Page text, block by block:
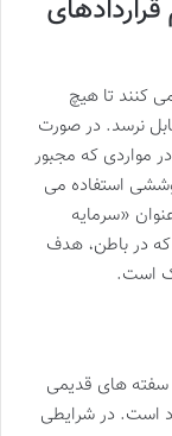
کنند تا هیچ
نرسد. در صورت
مواردی که مجبور
استفاده می
«سرمایه
در باطن، هدف
است.
سفته های قدیمی
است. در شرایطی